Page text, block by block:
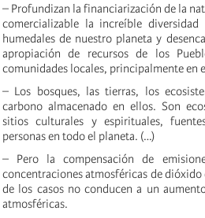
– Profundizan la financiarización de la
comercializable la increíble
humedales de nuestro planeta y
apropiación de recursos de los
comunidades locales, principalmente en
– Los bosques, las tierras, los
carbono almacenado en ellos. Son
sitios culturales y espirituales,
personas en todo el planeta. (…)
– Pero la compensación de
concentraciones atmosféricas de
de los casos no conducen a un
atmosféricas.